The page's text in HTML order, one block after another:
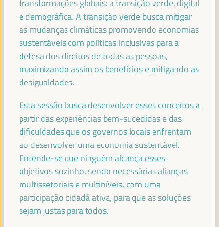
JOSÉ LUIS SANZ
Alcalde - Cidade de SevilhaEspaña
EVA GRANADOS
Secretário de Estado da Cooperação Internacional do
Ministério dos Negócios Estrangeiros de Espanha -
Governo espanhol
España
HAOLIANG XU
Subsecretário-Geral, Administrador Associado -
Programa das Nações Unidas para o Desenvolvimento
transformações globais: a transição verde, digital
e demográfica. A transição verde busca mitigar
as mudanças climáticas promovendo economias
sustentáveis com políticas inclusivas para a
defesa dos direitos de todas as pessoas,
maximizando assim os benefícios e mitigando as
desigualdades.
Esta sessão busca desenvolver esses conceitos a
partir das experiências bem-sucedidas e das
dificuldades que os governos locais enfrentam
ao desenvolver uma economia sustentável.
Entende-se que ninguém alcança esses
objetivos sozinho, sendo necessárias alianças
multissetoriais e multiníveis, com uma
participação cidadã ativa, para que as soluções
sejam justas para todos.